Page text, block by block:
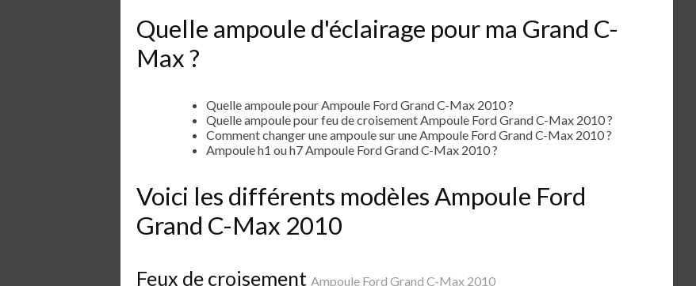
Quelle ampoule d'éclairage pour ma Grand C-
Max ?
Quelle ampoule pour Ampoule Ford Grand C-Max 2010 ?
Quelle ampoule pour feu de croisement Ampoule Ford Grand C-Max 2010 ?
Comment changer une ampoule sur une Ampoule Ford Grand C-Max 2010 ?
Ampoule h1 ou h7 Ampoule Ford Grand C-Max 2010 ?
Voici les différents modèles Ampoule Ford
Grand C-Max 2010
Feux de croisement Ampoule Ford Grand C-Max 2010